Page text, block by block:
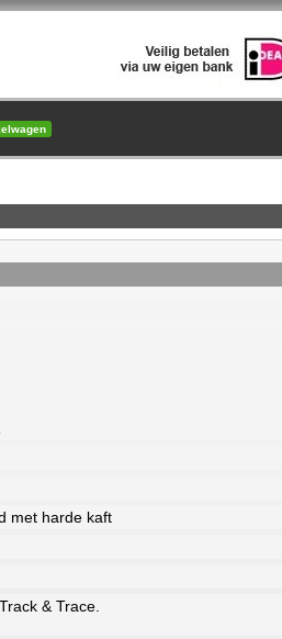
met harde kaft
& Trace.